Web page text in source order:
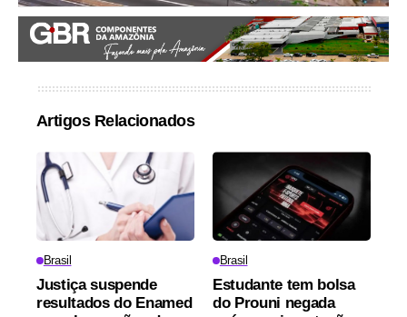
Artigos Relacionados
Brasil
Justiça suspende
resultados do Enamed
Brasil
Estudante tem bolsa
do Prouni negada